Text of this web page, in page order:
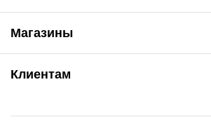
Магазины
ул. Рабочая, 2-а
Клиентам